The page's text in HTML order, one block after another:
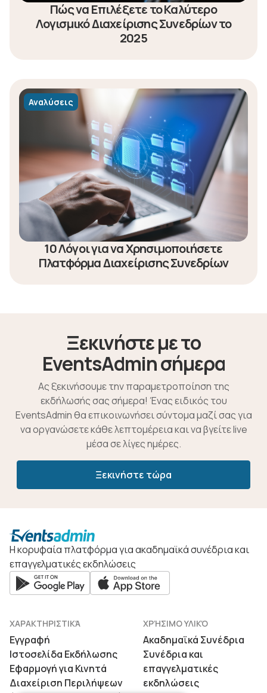
Πώς να Επιλέξετε το Καλύτερο
Λογισμικό Διαχείρισης Συνεδρίων το
2025
Αναλύσεις
10 Λόγοι για να Χρησιμοποιήσετε
Πλατφόρμα Διαχείρισης Συνεδρίων
Ξεκινήστε με το
EventsAdmin σήμερα
Ας ξεκινήσουμε την παραμετροποίηση της
εκδήλωσής σας σήμερα! Ένας ειδικός του
EventsAdmin θα επικοινωνήσει σύντομα μαζί σας για
να οργανώσετε κάθε λεπτομέρεια και να βγείτε live
μέσα σε λίγες ημέρες.
Ξεκινήστε τώρα
Η κορυφαία πλατφόρμα για ακαδημαϊκά συνέδρια και
επαγγελματικές εκδηλώσεις
ΧΑΡΑΚΤΗΡΙΣΤΙΚΆ
Εγγραφή
Ιστοσελίδα Εκδήλωσης
Εφαρμογή για Κινητά
Διαχείριση Περιλήψεων
ΧΡΉΣΙΜΟ ΥΛΙΚΌ
Ακαδημαϊκά Συνέδρια
Συνέδρια και
επαγγελματικές
εκδηλώσεις